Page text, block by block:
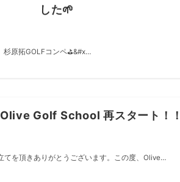
した🌱
杉原拓GOLFコンペ⛳&#x…
Golf School 再スタート！！
てを頂きありがとうございます。この度、Olive…